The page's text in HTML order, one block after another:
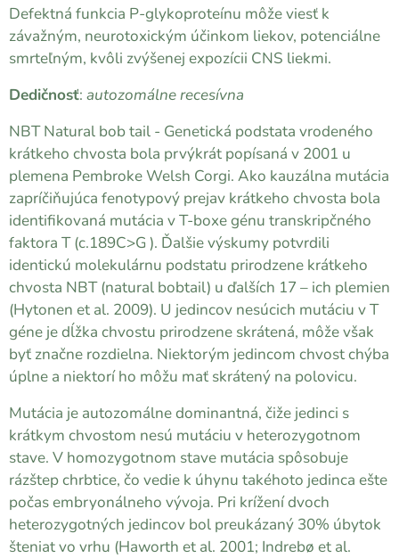
Defektná funkcia P-glykoproteínu môže viesť k
závažným, neurotoxickým účinkom liekov, potenciálne
smrteľným, kvôli zvýšenej expozícii CNS liekmi.
Dedičnosť: autozomálne recesívna
NBT Natural bob tail - Genetická podstata vrodeného
krátkeho chvosta bola prvýkrát popísaná v 2001 u
plemena Pembroke Welsh Corgi. Ako kauzálna mutácia
zapríčiňujúca fenotypový prejav krátkeho chvosta bola
identifikovaná mutácia v T-boxe génu transkripčného
faktora T (c.189C>G ). Ďalšie výskumy potvrdili
identickú molekulárnu podstatu prirodzene krátkeho
chvosta NBT (natural bobtail) u ďalších 17 – ich plemien
(Hytonen et al. 2009). U jedincov nesúcich mutáciu v T
géne je dĺžka chvostu prirodzene skrátená, môže však
byť značne rozdielna. Niektorým jedincom chvost chýba
úplne a niektorí ho môžu mať skrátený na polovicu.
Mutácia je autozomálne dominantná, čiže jedinci s
krátkym chvostom nesú mutáciu v heterozygotnom
stave. V homozygotnom stave mutácia spôsobuje
rázštep chrbtice, čo vedie k úhynu takéhoto jedinca ešte
počas embryonálneho vývoja. Pri krížení dvoch
heterozygotných jedincov bol preukázaný 30% úbytok
šteniat vo vrhu (Haworth et al. 2001; Indrebø et al.